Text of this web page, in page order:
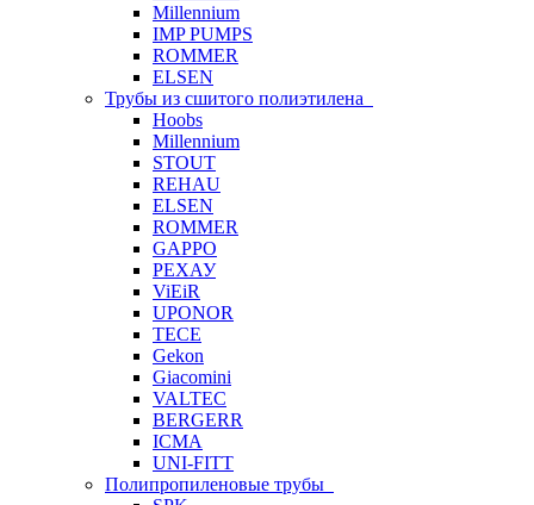
Millennium
IMP PUMPS
ROMMER
ELSEN
Трубы из сшитого полиэтилена
Hoobs
Millennium
STOUT
REHAU
ELSEN
ROMMER
GAPPO
РЕХАУ
ViEiR
UPONOR
TECE
Gekon
Giacomini
VALTEC
BERGERR
ICMA
UNI-FITT
Полипропиленовые трубы